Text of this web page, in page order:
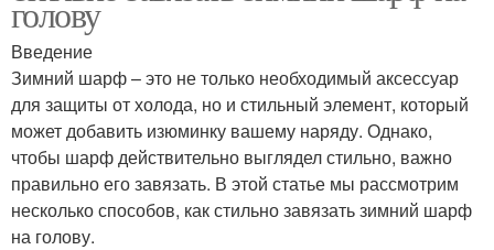
голову
Введение
Зимний шарф – это не только необходимый аксессуар
для защиты от холода, но и стильный элемент, который
может добавить изюминку вашему наряду. Однако,
чтобы шарф действительно выглядел стильно, важно
правильно его завязать. В этой статье мы рассмотрим
несколько способов, как стильно завязать зимний шарф
на голову.